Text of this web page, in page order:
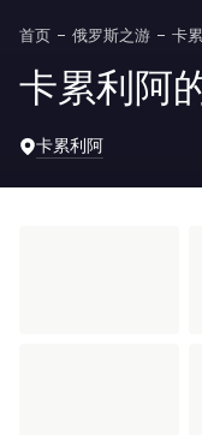
首页 俄罗斯之游 卡
卡累利阿
卡累利阿